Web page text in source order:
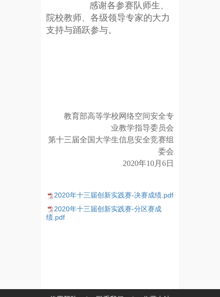
感谢各参赛队师生、
院校教师、各级领导专家的大力
支持与踊跃参与。
教育部高等学校网络空间安全专
业教学指导委员会
第十三届全国大学生信息安全竞赛组
委会
2020年10月6日
2020年十三届创新实践赛-决赛成绩.pdf
2020年十三届创新实践赛-分区赛成
绩.pdf